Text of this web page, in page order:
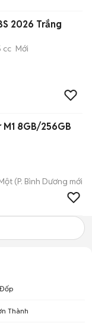
2026 Trắng
cc Mới
8GB/256GB
(P. Bình Dương mới)
Thành